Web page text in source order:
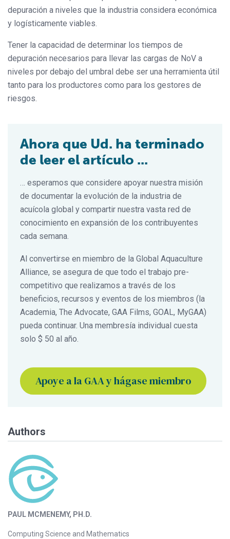
depuración a niveles que la industria considera económica
y logísticamente viables.
Tener la capacidad de determinar los tiempos de
depuración necesarios para llevar las cargas de NoV a
niveles por debajo del umbral debe ser una herramienta útil
tanto para los productores como para los gestores de
riesgos.
Ahora que Ud. ha terminado
de leer el artículo ...
… esperamos que considere apoyar nuestra misión
de documentar la evolución de la industria de
acuícola global y compartir nuestra vasta red de
conocimiento en expansión de los contribuyentes
cada semana.
Al convertirse en miembro de la Global Aquaculture
Alliance, se asegura de que todo el trabajo pre-
competitivo que realizamos a través de los
beneficios, recursos y eventos de los miembros (la
Academia, The Advocate, GAA Films, GOAL, MyGAA)
pueda continuar. Una membresía individual cuesta
solo $ 50 al año.
Apoye a la GAA y hágase miembro
Authors
PAUL MCMENEMY, PH.D.
Computing Science and Mathematics